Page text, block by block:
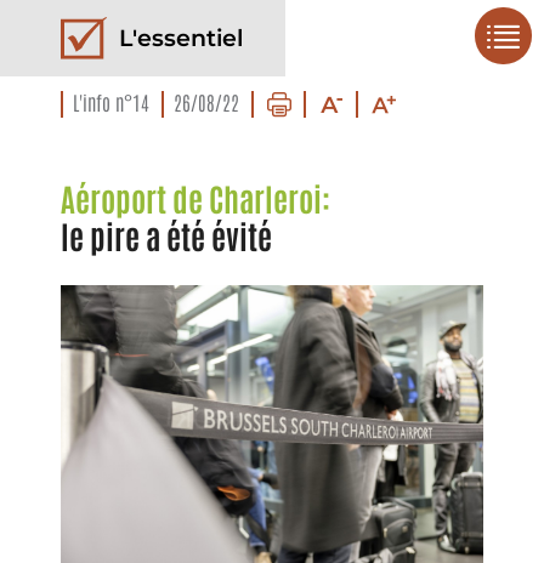
L'essentiel
L'info n°14 26/08/22
Aéroport de Charleroi:
le pire a été évité